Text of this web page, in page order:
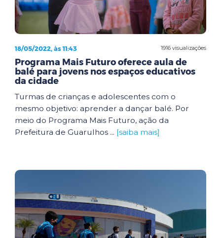
1916 visualizações
18/05/2022, às 11:43
Programa Mais Futuro oferece aula de
balé para jovens nos espaços educativos
da cidade
Turmas de crianças e adolescentes com o
mesmo objetivo: aprender a dançar balé. Por
meio do Programa Mais Futuro, ação da
Prefeitura de Guarulhos ... [saiba mais]